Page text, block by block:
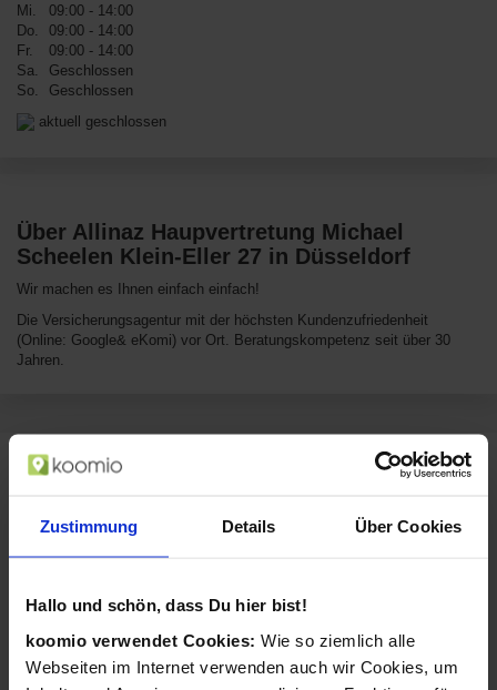
Zustimmung Details Über Cookies
Hallo und schön, dass Du hier bist!
koomio verwendet Cookies: Wie so ziemlich alle
Webseiten im Internet verwenden auch wir Cookies, um
Mi.
09:00 - 14:00
Do.
09:00 - 14:00
Fr.
09:00 - 14:00
Sa.
Geschlossen
So.
Geschlossen
aktuell geschlossen
Über Allinaz Haupvertretung Michael
Scheelen Klein-Eller 27 in Düsseldorf
Wir machen es Ihnen einfach einfach!
Die Versicherungsagentur mit der höchsten Kundenzufriedenheit
(Online: Google& eKomi) vor Ort. Beratungskompetenz seit über 30
Jahren.
Sortiment von Allinaz Haupvertretung
Allinaz Haupvertretung Michael Scheelen verkauft Produkte aus diesen
Beratung
Unternehmensberatung Maklerleistungen
Vermögens- und